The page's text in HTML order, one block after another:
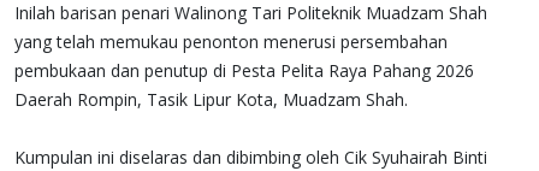
Inilah barisan penari Walinong Tari Politeknik Muadzam Shah
yang telah memukau penonton menerusi persembahan
pembukaan dan penutup di Pesta Pelita Raya Pahang 2026
Daerah Rompin, Tasik Lipur Kota, Muadzam Shah.
Kumpulan ini diselaras dan dibimbing oleh Cik Syuhairah Binti